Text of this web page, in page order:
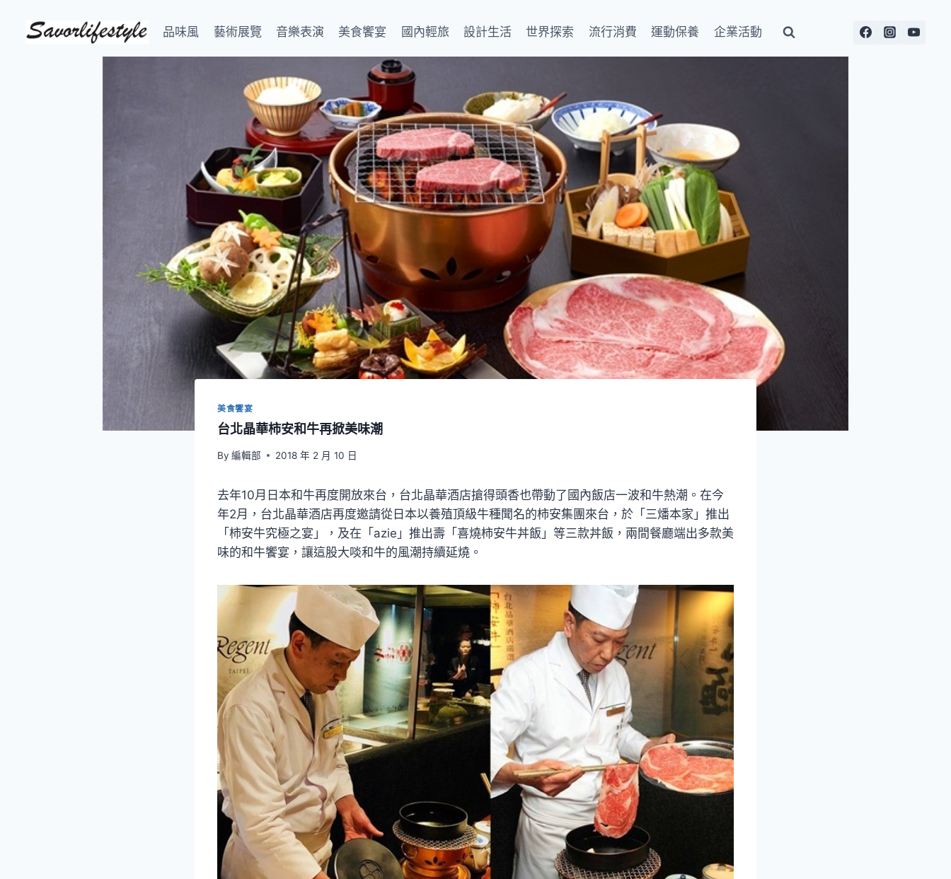
品味風 藝術展覽 音樂表演 美食饗宴 國內輕旅 設計生活 世界探索 流行消費 運動保養 企業活動
美食饗宴
台北晶華柿安和牛再掀美味潮
By 編輯部 2018 年 2 月 10 日
去年10月日本和牛再度開放來台，台北晶華酒店搶得頭香也帶動了國內飯店一波和牛熱潮。在今
年2月，台北晶華酒店再度邀請從日本以養殖頂級牛種聞名的柿安集團來台，於「三燔本家」推出
「柿安牛究極之宴」，及在「azie」推出壽「喜燒柿安牛丼飯」等三款丼飯，兩間餐廳端出多款美
味的和牛饗宴，讓這股大啖和牛的風潮持續延燒。